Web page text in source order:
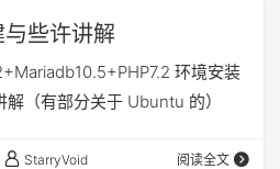
些许讲解
环境安装
（有部分关于 Ubuntu 的）
StarryVoid 阅读全文